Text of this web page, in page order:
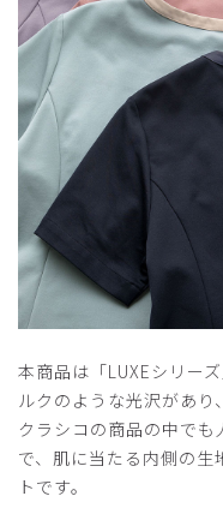
本商品は「LUXEシリー
ルクのような光沢があり
クラシコの商品の中で
で、肌に当たる内側の
トです。